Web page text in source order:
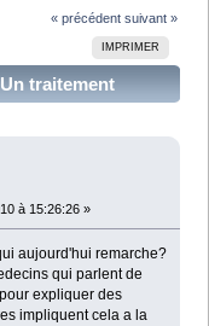
« précédent suivant »
IMPRIMER
traitement
(Lu 20038
à 15:26:26 »
aujourd'hui remarche?
qui parlent de
expliquer des
impliquent cela a la